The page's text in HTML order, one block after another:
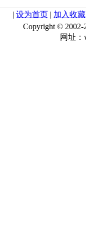
| 设为首页 | 加入收藏
Copyright ©
网址：